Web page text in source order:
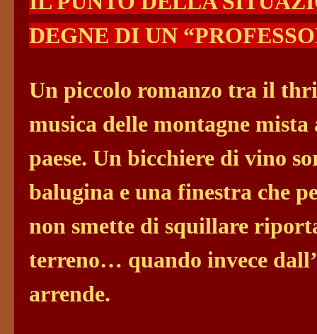
DEGNE DI UN
Un piccolo romanzo tra il
musica delle montagne
paese. Un bicchiere di vino
balugina e una finestra che
non smette di squillare
terreno… quando invece
arrende.